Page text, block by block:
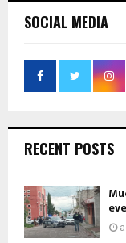
SOCIAL MEDIA
RECENT POSTS